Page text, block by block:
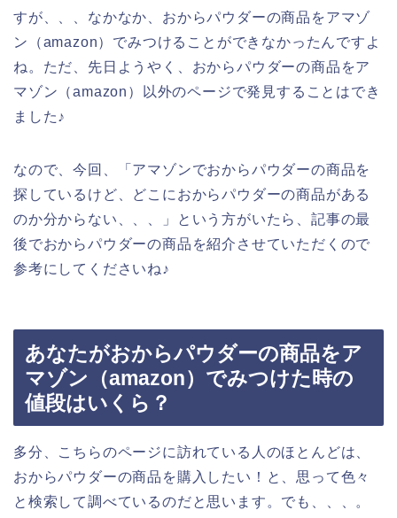
すが、、、なかなか、おからパウダーの商品をアマゾ
ン（amazon）でみつけることができなかったんですよ
ね。ただ、先日ようやく、おからパウダーの商品をア
マゾン（amazon）以外のページで発見することはでき
ました♪
なので、今回、「アマゾンでおからパウダーの商品を
探しているけど、どこにおからパウダーの商品がある
のか分からない、、、」という方がいたら、記事の最
後でおからパウダーの商品を紹介させていただくので
参考にしてくださいね♪
あなたがおからパウダーの商品をア
マゾン（amazon）でみつけた時の
値段はいくら？
多分、こちらのページに訪れている人のほとんどは、
おからパウダーの商品を購入したい！と、思って色々
と検索して調べているのだと思います。でも、、、。